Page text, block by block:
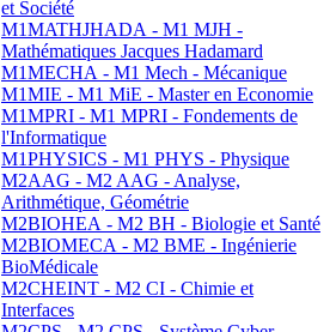
et Société
M1MATHJHADA - M1 MJH -
Mathématiques Jacques Hadamard
M1MECHA - M1 Mech - Mécanique
M1MIE - M1 MiE - Master en Economie
M1MPRI - M1 MPRI - Fondements de
l'Informatique
M1PHYSICS - M1 PHYS - Physique
M2AAG - M2 AAG - Analyse,
Arithmétique, Géométrie
M2BIOHEA - M2 BH - Biologie et Santé
M2BIOMECA - M2 BME - Ingénierie
BioMédicale
M2CHEINT - M2 CI - Chimie et
Interfaces